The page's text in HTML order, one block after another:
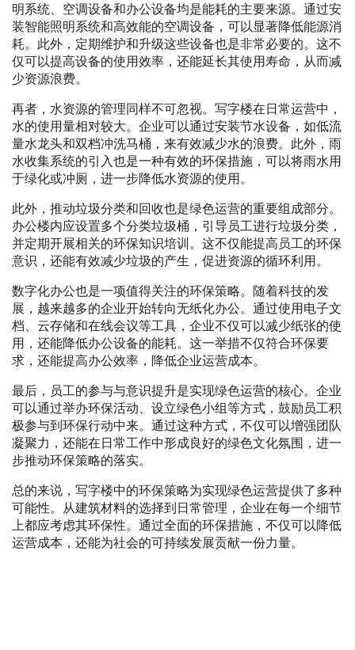
明系统、空调设备和办公设备均是能耗的主要来源。通过安
装智能照明系统和高效能的空调设备，可以显著降低能源消
耗。此外，定期维护和升级这些设备也是非常必要的。这不
仅可以提高设备的使用效率，还能延长其使用寿命，从而减
少资源浪费。
再者，水资源的管理同样不可忽视。写字楼在日常运营中，
水的使用量相对较大。企业可以通过安装节水设备，如低流
量水龙头和双档冲洗马桶，来有效减少水的浪费。此外，雨
水收集系统的引入也是一种有效的环保措施，可以将雨水用
于绿化或冲厕，进一步降低水资源的使用。
此外，推动垃圾分类和回收也是绿色运营的重要组成部分。
办公楼内应设置多个分类垃圾桶，引导员工进行垃圾分类，
并定期开展相关的环保知识培训。这不仅能提高员工的环保
意识，还能有效减少垃圾的产生，促进资源的循环利用。
数字化办公也是一项值得关注的环保策略。随着科技的发
展，越来越多的企业开始转向无纸化办公。通过使用电子文
档、云存储和在线会议等工具，企业不仅可以减少纸张的使
用，还能降低办公设备的能耗。这一举措不仅符合环保要
求，还能提高办公效率，降低企业运营成本。
最后，员工的参与与意识提升是实现绿色运营的核心。企业
可以通过举办环保活动、设立绿色小组等方式，鼓励员工积
极参与到环保行动中来。通过这种方式，不仅可以增强团队
凝聚力，还能在日常工作中形成良好的绿色文化氛围，进一
步推动环保策略的落实。
总的来说，写字楼中的环保策略为实现绿色运营提供了多种
可能性。从建筑材料的选择到日常管理，企业在每一个细节
上都应考虑其环保性。通过全面的环保措施，不仅可以降低
运营成本，还能为社会的可持续发展贡献一份力量。